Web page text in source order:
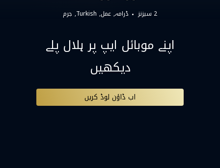
2 سیزنز ڈرامہ عمل Turkish جرم
اپنے موبائل ایپ پر ہلال پلے
دیکھیں
اب ڈاؤن لوڈ کریں